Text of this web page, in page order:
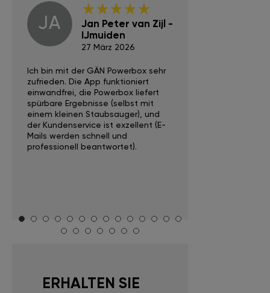
JA
Jan Peter van Zijl -
IJmuiden
27 März 2026
Ich bin mit der GÄN Powerbox sehr
zufrieden. Die App funktioniert
einwandfrei, die Powerbox liefert
spürbare Ergebnisse (selbst mit
einem kleinen Staubsauger), und
der Kundenservice ist exzellent (E-
Mails werden schnell und
professionell beantwortet).
ERHALTEN SIE